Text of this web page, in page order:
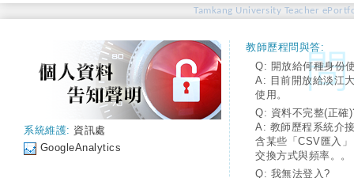
Tamkang University Teacher
系統維護: 資訊處
GoogleAnalytics
教師歷程問與答:
Q: 開放給何種身份
A: 目前開放給淡江
使用。
Q: 資料不完整(正確
A: 教師歷程系統介
含某些「CSV匯入
交換方式與頻率。。
Q: 我無法登入?